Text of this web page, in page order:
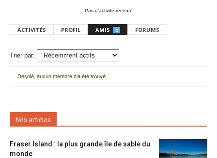
Pas d’activité récente
ACTIVITÉS PROFIL AMIS 0 FORUMS
Trier par:
amis
Désolé, aucun membre n'a été trouvé.
Nos articles
Fraser Island : la plus grande île de sable du
monde